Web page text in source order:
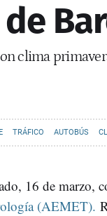
clima
TRÁFICO AUTOBÚS
16 de marzo,
(AEMET).